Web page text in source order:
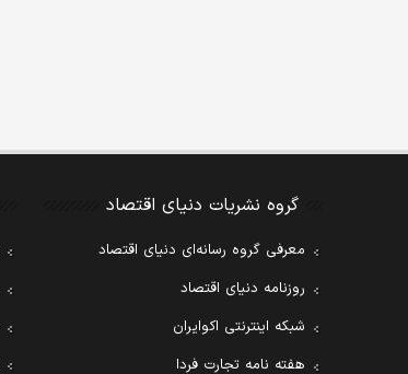
گروه نشریات دنیای اقتصاد
معرفی گروه رسانه‌ای دنیای اقتصاد
روزنامه دنیای اقتصاد
شبکه اینترنتی اکوایران
هفته نامه تجارت فردا